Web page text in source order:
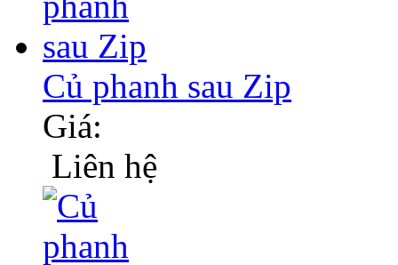
Củ phanh sau Zip
Giá:
Liên hệ